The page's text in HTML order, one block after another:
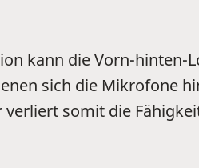
kann die Vorn-hinten-
sich die Mikrofone
verliert somit die